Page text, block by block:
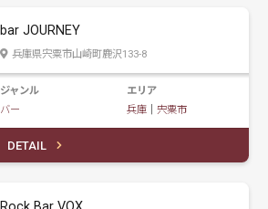
bar JOURNEY
兵庫県宍粟市山崎町鹿沢133-8
ジャンル
バー
エリア
兵庫｜ 宍粟市
DETAIL